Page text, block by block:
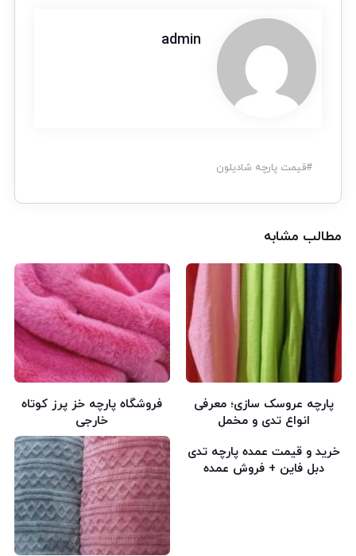
admin
#قیمت پارچه شادیلون
مطالب مشابه
پارچه عروسک سازی؛ معرفی
انواع تدی و مخمل
فروشگاه پارچه خز پرز کوتاه
خارجی
خرید و قیمت عمده پارچه تدی
دبل فاین + فروش عمده